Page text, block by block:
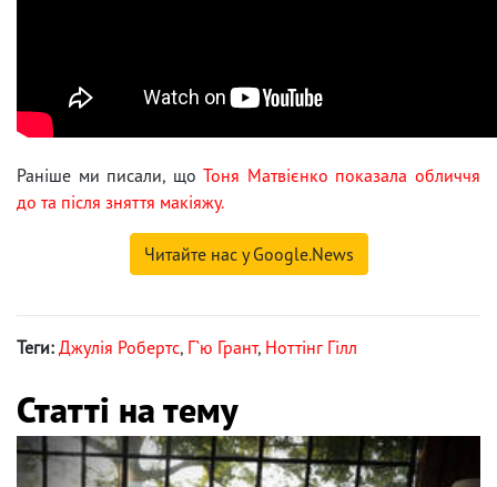
Раніше ми писали, щоТоня Матвієнко показала обличчя
до та після зняття макіяжу.
Читайте нас у Google.News
Теги: Джулія Робертс, Г`ю Грант, Ноттінг Гілл
Статті на тему